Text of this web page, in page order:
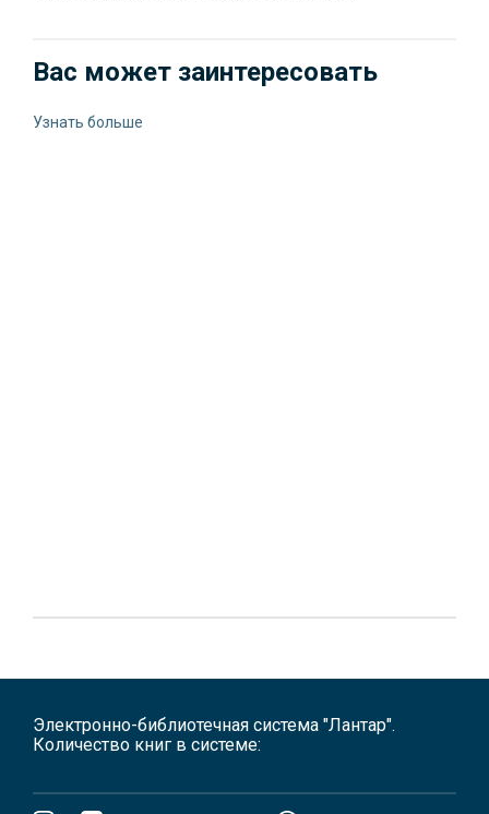
Вас может заинтересовать
Узнать больше
Электронно-библиотечная система "Лантар".
Количество книг в системе: